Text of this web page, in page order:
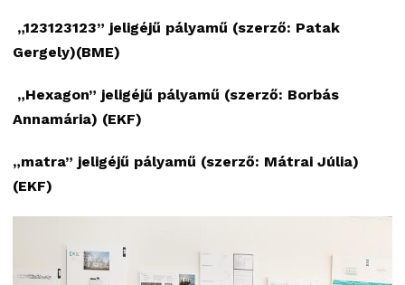
„123123123” jeligéjű pályamű (szerző: Patak
Gergely)(BME)
„Hexagon” jeligéjű pályamű (szerző: Borbás
Annamária) (EKF)
„matra” jeligéjű pályamű (szerző: Mátrai Júlia)
(EKF)